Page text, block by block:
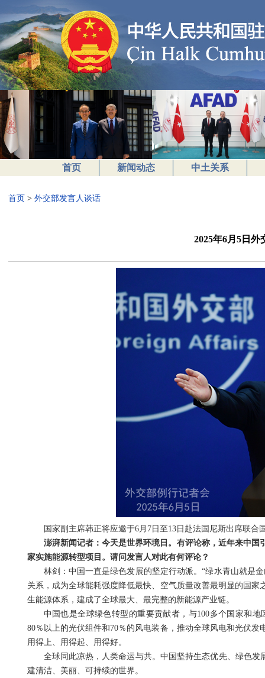
首页 新闻动态 中土关系
首页 > 外交部发言人谈话
2025年6月5日
国家副主席韩正将应邀于6月7日至13日赴法国尼斯出席联合
澎湃新闻记者：今天是世界环境日。有评论称，近年来中
家实施能源转型项目。请问发言人对此有何评论？
林剑：中国一直是绿色发展的坚定行动派。“绿水青山就是
关系，成为全球能耗强度降低最快、空气质量改善最明显的国
生能源体系，建成了全球最大、最完整的新能源产业链。
中国也是全球绿色转型的重要贡献者，与100多个国家和
80％以上的光伏组件和70％的风电装备，推动全球风电和光伏
用得上、用得起、用得好。
全球同此凉热，人类命运与共。中国坚持生态优先、绿色
建清洁、美丽、可持续的世界。